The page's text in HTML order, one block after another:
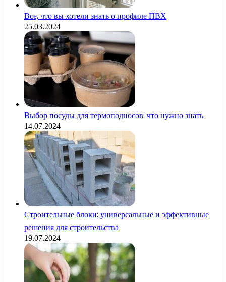
Все, что вы хотели знать о профиле ПВХ
25.03.2024
Выбор посуды для термоподносов: что нужно знать
14.07.2024
Строительные блоки: универсальные и эффективные
решения для строительства
19.07.2024